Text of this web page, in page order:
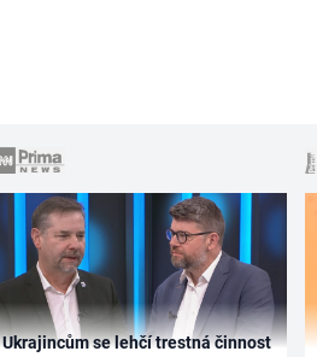
Ukrajincům se lehčí trestná činnost